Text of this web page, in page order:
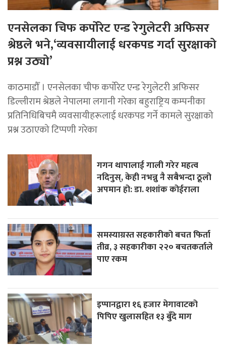
एनसेलका चिफ कर्पोरेट एन्ड रेगुलेटरी अफिसर
श्रेष्ठले भने,‘व्यवसायीलाई धरकपड गर्दा सुरक्षाको
प्रश्न उठ्यो’
काठमाडौँ । एनसेलका चीफ कर्पोरेट एन्ड रेगुलेटरी अफिसर
डिल्लीराम श्रेष्ठले नेपालमा लगानी गरेका बहुराष्ट्रिय कम्पनीका
प्रतिनिधिबिचमै व्यवसायीहरूलाई धरकपड गर्ने कामले सुरक्षाको
प्रश्न उठाएको टिप्पणी गरेका
गगन थापालाई गाली गरेर महत्व
नदिनुस्, केही नभन्नु नै सबैभन्दा ठूलो
अपमान हो: डा. शशांक कोईराला
समस्याग्रस्त सहकारीको बचत फिर्ता
तीव्र, ३ सहकारीका २२० बचतकर्ताले
पाए रकम
इप्पानद्वारा १६ हजार मेगावाटको
पिपिए खुलासहित १३ बुँदे माग